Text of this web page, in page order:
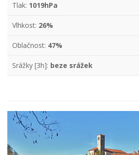
Tlak: 1019hPa
Vlhkost: 26%
Oblačnost: 47%
Srážky [3h]: beze srážek